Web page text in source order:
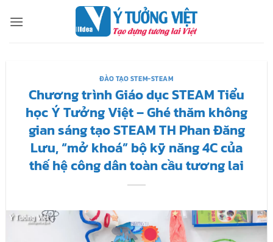
qua
ĐÀO TẠO STEM-STEAM
Chương trình Giáo dục STEAM Tiểu
học Ý Tưởng Việt – Ghé thăm không
gian sáng tạo STEAM TH Phan Đăng
Lưu, “mở khoá” bộ kỹ năng 4C của
thế hệ công dân toàn cầu tương lai